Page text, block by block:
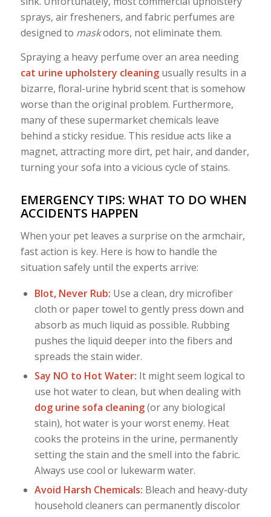
sprays, air fresheners, and fabric perfumes are
designed to maskodors, not eliminate them.
Spraying a heavy perfume over an area needing
cat urine upholstery cleaningusually results in a
bizarre, floral-urine hybrid scent that is somehow
worse than the original problem. Furthermore,
many of these supermarket chemicals leave
behind a sticky residue. This residue acts like a
magnet, attracting more dirt, pet hair, and dander,
turning your sofa into a vicious cycle of stains.
EMERGENCY TIPS: WHAT TO DO WHEN
ACCIDENTS HAPPEN
When your pet leaves a surprise on the armchair,
fast action is key. Here is how to handle the
situation safely until the experts arrive:
Blot, Never Rub: Use a clean, dry microfiber
cloth or paper towel to gently press down and
absorb as much liquid as possible. Rubbing
pushes the liquid deeper into the fibers and
spreads the stain wider.
Say NO to Hot Water: It might seem logical to
use hot water to clean, but when dealing with
dog urine sofa cleaning(or any biological
stain), hot water is your worst enemy. Heat
cooks the proteins in the urine, permanently
setting the stain and the smell into the fabric.
Always use cool or lukewarm water.
Avoid Harsh Chemicals: Bleach and heavy-duty
household cleaners can permanently discolor